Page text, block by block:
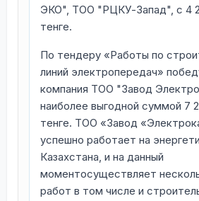
ЭКО", ТОО "РЦКУ-Запад", с 4
тенге.
По тендеру «Работы по
линий электропередач»
компания ТОО "Завод
наиболее выгодной суммой 7
тенге. ТОО «Завод
успешно работает на
Казахстана, и на данный
моментосуществляет
работ в том числе и